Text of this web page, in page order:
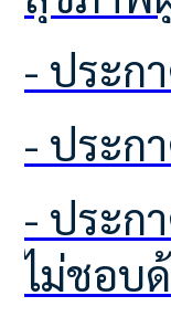
- ประ
- ประ
- ประกาศ ช่องทางสำหรับเเจ้งเบาะเเสป้ายโฆษณาหรือสิ่งอื่นใดที่รุกล้ำทางสาธารณะที่
ไม่ชอบ